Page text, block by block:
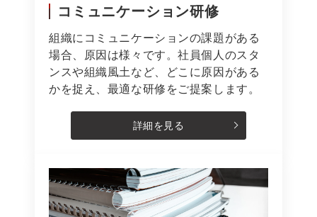
コミュニケーション研修
組織にコミュニケーションの課題がある
場合、原因は様々です。社員個人のスタ
ンスや組織風土など、どこに原因がある
かを捉え、最適な研修をご提案します。
詳細を見る